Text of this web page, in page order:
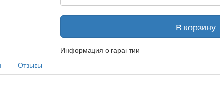
В корзину
Информация о гарантии
Отзывы